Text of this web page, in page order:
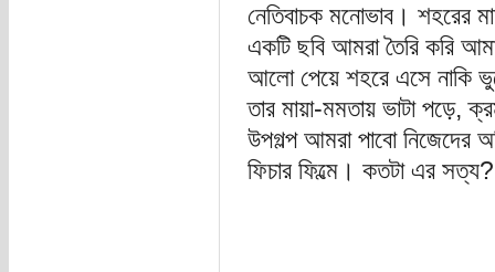
নেতিবাচক মনোভাব।
একটি ছবি আমরা তৈরি করি
আলো পেয়ে শহরে এসে নাকি
তার মায়া-মমতায় ভাটা পড়ে,
উপগল্প আমরা পাবো নিজেদের
ফিচার ফিল্মে। কতটা এর